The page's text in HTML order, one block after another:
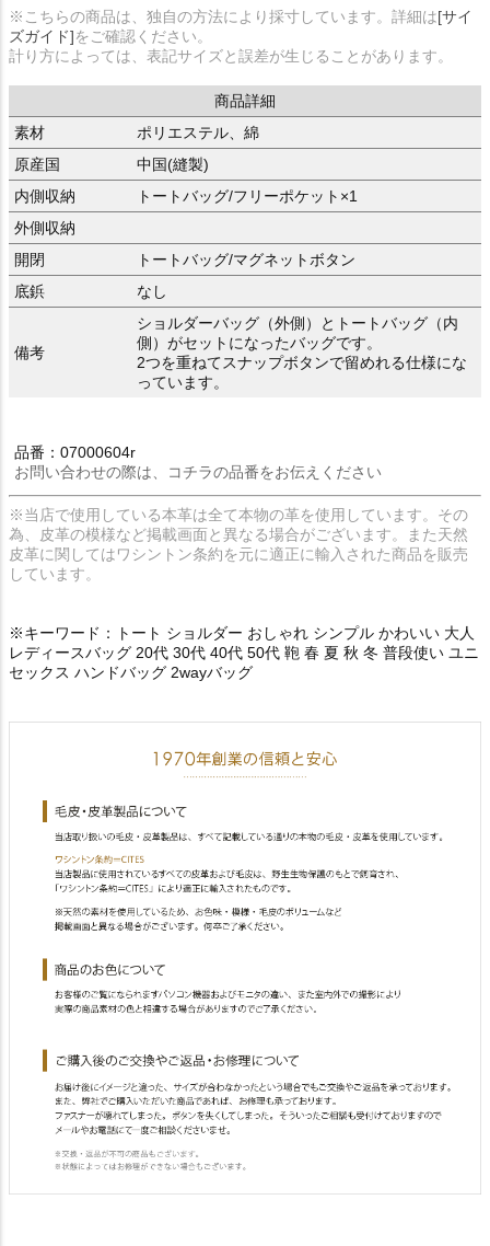
※こちらの商品は、独自の方法により採寸しています。詳細は[サイ
ズガイド]をご確認ください。
計り方によっては、表記サイズと誤差が生じることがあります。
商品詳細
素材
ポリエステル、綿
原産国
中国(縫製)
内側収納
トートバッグ/フリーポケット×1
外側収納
開閉
トートバッグ/マグネットボタン
底鋲
なし
備考
ショルダーバッグ（外側）とトートバッグ（内
側）がセットになったバッグです。
2つを重ねてスナップボタンで留めれる仕様にな
っています。
品番：07000604r
お問い合わせの際は、コチラの品番をお伝えください
※当店で使用している本革は全て本物の革を使用しています。その
為、皮革の模様など掲載画面と異なる場合がございます。また天然
皮革に関してはワシントン条約を元に適正に輸入された商品を販売
しています。
※キーワード：トート ショルダー おしゃれ シンプル かわいい 大人
レディースバッグ 20代 30代 40代 50代 鞄 春 夏 秋 冬 普段使い ユニ
セックス ハンドバッグ 2wayバッグ